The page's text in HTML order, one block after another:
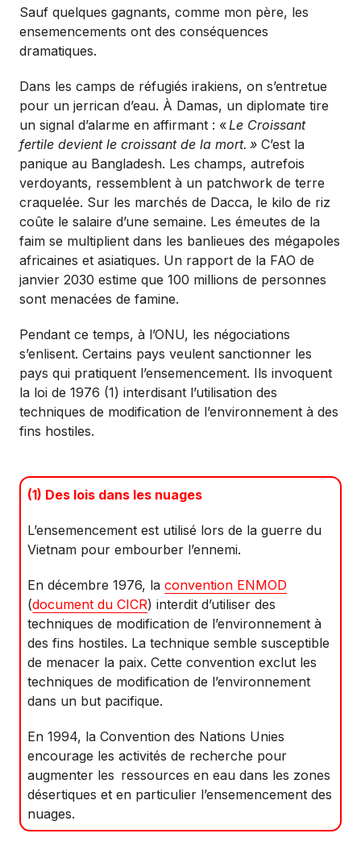
Sauf quelques gagnants, comme mon père, les
ensemencements ont des conséquences
dramatiques.
Dans les camps de réfugiés irakiens, on s’entretue
pour un jerrican d’eau. À Damas, un diplomate tire
un signal d’alarme en affirmant : « Le Croissant
fertile devient le croissant de la mort. » C’est la
panique au Bangladesh. Les champs, autrefois
verdoyants, ressemblent à un patchwork de terre
craquelée. Sur les marchés de Dacca, le kilo de riz
coûte le salaire d’une semaine. Les émeutes de la
faim se multiplient dans les banlieues des mégapoles
africaines et asiatiques. Un rapport de la FAO de
janvier 2030 estime que 100 millions de personnes
sont menacées de famine.
Pendant ce temps, à l’ONU, les négociations
s’enlisent. Certains pays veulent sanctionner les
pays qui pratiquent l’ensemencement. Ils invoquent
la loi de 1976 (1) interdisant l’utilisation des
techniques de modification de l’environnement à des
fins hostiles.
(1) Des lois dans les nuages
L’ensemencement est utilisé lors de la guerre du
Vietnam pour embourber l’ennemi.
En décembre 1976, laconvention ENMOD
(document du CICR) interdit d’utiliser des
techniques de modification de l’environnement à
des fins hostiles. La technique semble susceptible
de menacer la paix. Cette convention exclut les
techniques de modification de l’environnement
dans un but pacifique.
En 1994, la Convention des Nations Unies
encourage les activités de recherche pour
augmenter les ressources en eau dans les zones
désertiques et en particulier l’ensemencement des
nuages.